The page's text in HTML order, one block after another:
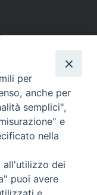
Liturgico
per
anche per
semplici",
e
nella
all'utilizzo dei
puoi avere